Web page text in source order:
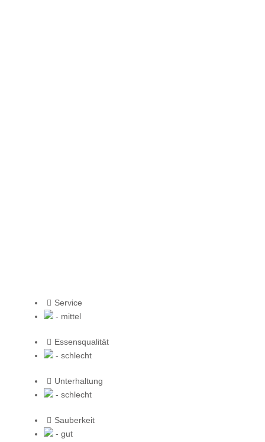
Service
- mittel
Essensqualität
- schlecht
Unterhaltung
- schlecht
Sauberkeit
- gut